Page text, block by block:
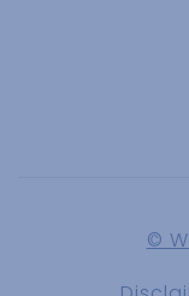
©